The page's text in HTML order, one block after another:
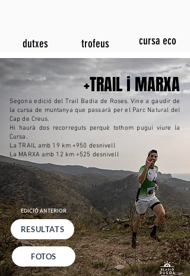
dutxes trofeus cursa eco
+TRAIL i MARXA
Segona edició del Trail Badia de Roses. Vine a gaudir de
la cursa de muntanya que passarà per el Parc Natural del
Cap de Creus.
Hi haurà dos recorreguts perquè tothom pugui viure la
Cursa.
La TRAIL amb 19 km +950 desnivell
La MARXA amb 12 km +525 desnivell
EDICIÓ ANTERIOR
RESULTATS
FOTOS